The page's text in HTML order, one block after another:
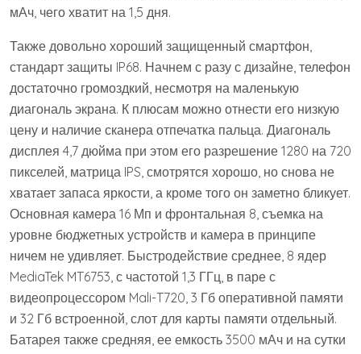
мАч, чего хватит на 1,5 дня.
Также довольно хороший защищенный смартфон,
стандарт защиты IP68. Начнем с разу с дизайне, телефон
достаточно громоздкий, несмотря на маленькую
диагональ экрана. К плюсам можно отнести его низкую
цену и наличие сканера отпечатка пальца. Диагональ
дисплея 4,7 дюйма при этом его разрешение 1280 на 720
пикселей, матрица IPS, смотрятся хорошо, но снова не
хватает запаса яркости, а кроме того он заметно бликует.
Основная камера 16 Мп и фронтальная 8, съемка на
уровне бюджетных устройств и камера в принципе
ничем не удивляет. Быстродействие среднее, 8 ядер
MediaTek MT6753, с частотой 1,3 ГГц, в паре с
видеопроцессором Mali-T720, 3 Гб оперативной памяти
и 32 Гб встроенной, слот для карты памяти отдельный.
Батарея также средняя, ее емкость 3500 мАч и на сутки